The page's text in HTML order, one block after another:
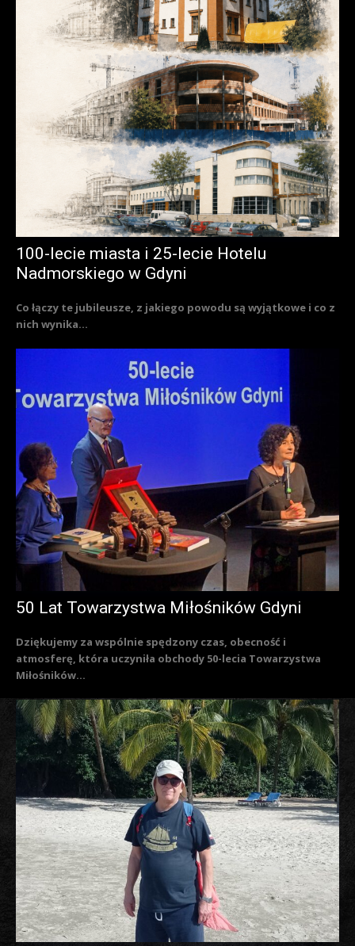
100-lecie miasta i 25-lecie Hotelu
Nadmorskiego w Gdyni
Co łączy te jubileusze, z jakiego powodu są wyjątkowe i co z
nich wynika...
50 Lat Towarzystwa Miłośników Gdyni
Dziękujemy za wspólnie spędzony czas, obecność i
atmosferę, która uczyniła obchody 50-lecia Towarzystwa
Miłośników...